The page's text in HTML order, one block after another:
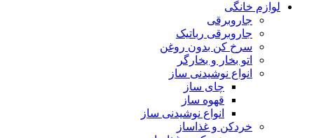
لوازم خانگی
جاروبرقی
جاروبرقی رباتیک
سرخ کن بدون روغن
اتو بخار و بخارگر
انواع نوشیدنی ساز
چای ساز
قهوه ساز
انواع نوشیدنی ساز
خردکن و غذاساز